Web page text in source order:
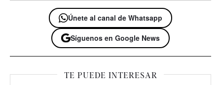
Únete al canal de Whatsapp
Síguenos en Google News
TE PUEDE INTERESAR